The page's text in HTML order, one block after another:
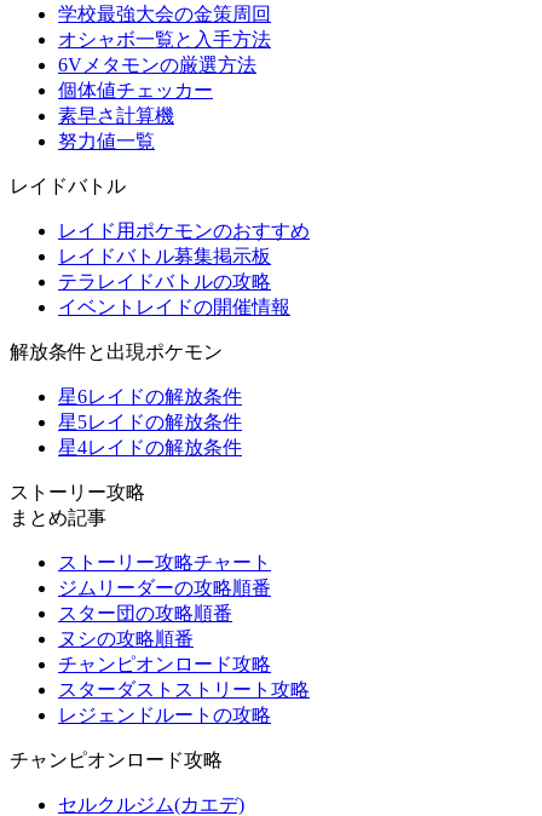
学校最強大会の金策周回
オシャボ一覧と入手方法
6Vメタモンの厳選方法
個体値チェッカー
素早さ計算機
努力値一覧
レイドバトル
レイド用ポケモンのおすすめ
レイドバトル募集掲示板
テラレイドバトルの攻略
イベントレイドの開催情報
解放条件と出現ポケモン
星6レイドの解放条件
星5レイドの解放条件
星4レイドの解放条件
ストーリー攻略
まとめ記事
ストーリー攻略チャート
ジムリーダーの攻略順番
スター団の攻略順番
ヌシの攻略順番
チャンピオンロード攻略
スターダストストリート攻略
レジェンドルートの攻略
チャンピオンロード攻略
セルクルジム(カエデ)